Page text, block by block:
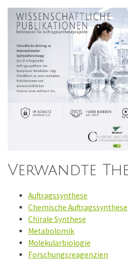
Verwandte
Auftragssynthese
Chemische Auftragssynthese
Chirale Synthese
Metabolomik
Molekularbiologie
Forschungsreagenzien